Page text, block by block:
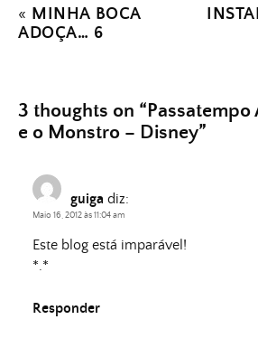
« MINHA BOCA
ADOÇA… 6
3 thoughts on “Passatempo
e o Monstro – Disney”
guiga diz:
Maio 16, 2012 às 11:04 am
Este blog está imparável!
*.*
Responder